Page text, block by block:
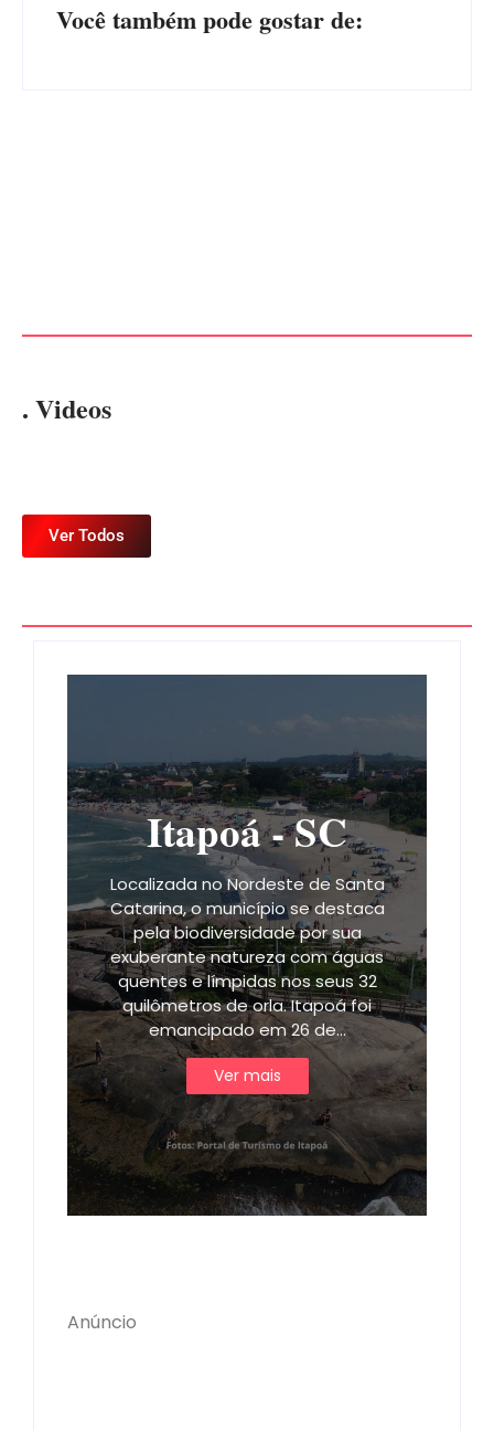
Você também pode gostar de:
. Videos
Ver Todos
Itapoá - SC
Localizada no Nordeste de Santa
Catarina, o município se destaca
pela biodiversidade por sua
exuberante natureza com águas
quentes e límpidas nos seus 32
quilômetros de orla. Itapoá foi
emancipado em 26 de…
Ver mais
Anúncio